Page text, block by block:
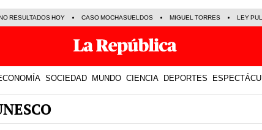
RESULTADOS HOY CASO MOCHASUELDOS MIGUEL TORRES LEY
SOCIEDAD MUNDO CIENCIA DEPORTES